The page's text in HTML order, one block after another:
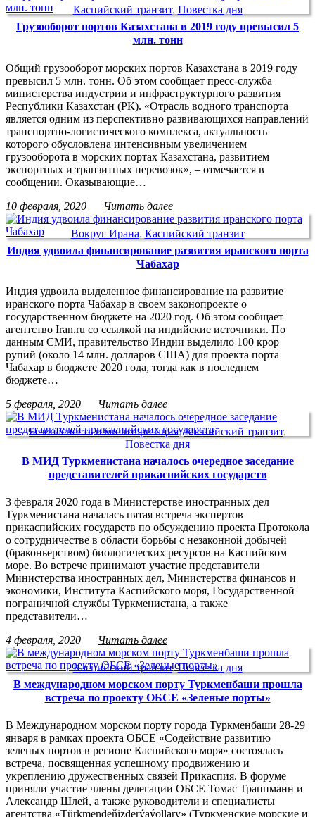
Каспийский транзит, Повестка дня
Грузооборот портов Казахстана в 2019 году превысил 5
млн. тонн
Общий грузооборот морских портов Казахстана в 2019 году
превысил 5 млн. тонн. Об этом сообщает пресс-служба
министерства индустрии и инфраструктурного развития
Республики Казахстан (РК). «Отрасль водного транспорта
является одним из перспективно развивающихся направлений
транспортно-логистического комплекса, актуальность
которого обусловлена интенсивным увеличением
грузооборота в морских портах Казахстана, развитием
экспортных и транзитных перевозок», – отмечается в
сообщении. Оказывающие…
10 февраля, 2020
Читать далее
Вокруг Ирана, Каспийский транзит
Индия удвоила финансирование развития иранского порта
Чабахар
Индия удвоила выделенное финансирование на развитие
иранского порта Чабахар в своем законопроекте о
государственном бюджете на 2020 год. Об этом сообщает
агентство Iran.ru со ссылкой на индийские источники. По
данным СМИ, правительство Индии выделило 100 крор
рупий (около 14 млн. долларов США) для проекта порта
Чабахар в бюджете 2020 года, тогда как в последнем
бюджете…
5 февраля, 2020
Читать далее
Безопасность и милитаризация,Каспийский транзит,
Повестка дня
В МИД Туркменистана началось очередное заседание
представителей прикаспийских государств
3 февраля 2020 года в Министерстве иностранных дел
Туркменистана началась пятая встреча экспертов
прикаспийских государств по обсуждению проекта Протокола
о сотрудничестве в области борьбы с незаконной добычей
(браконьерством) биологических ресурсов на Каспийском
море. Во встрече принимают участие представители
Министерства иностранных дел, Министерства финансов и
экономики, Института Каспийского моря, Государственной
пограничной службы Туркменистана, а также
представители…
4 февраля, 2020
Читать далее
Каспийский транзит,Повестка дня
В международном морском порту Туркменбаши прошла
встреча по проекту ОБСЕ «Зеленые порты»
В Международном морском порту города Туркменбаши 28-29
января в рамках проекта ОБСЕ «Содействие развитию
зеленых портов в регионе Каспийского моря» состоялась
встреча, посвященная успешному продвижению и
укреплению дружественных связей Прикаспия. В форуме
приняли участие члены делегации ОБСЕ Томас Траппманн и
Александр Шлей, а также руководители и специалисты
агентства «Türkmendeňizderýaýollary» (Туркменские морские и